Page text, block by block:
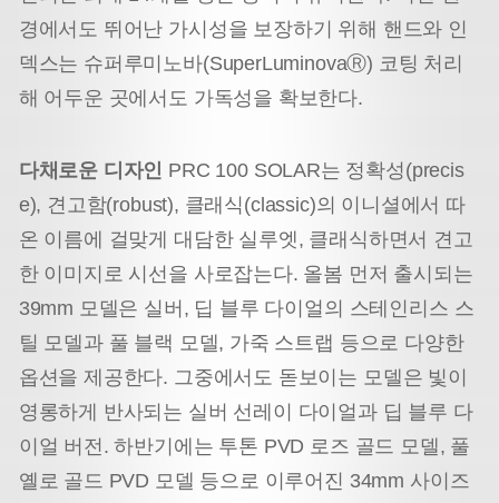
경에서도 뛰어난 가시성을 보장하기 위해 핸드와 인
덱스는 슈퍼루미노바(SuperLuminovaⓇ) 코팅 처리
해 어두운 곳에서도 가독성을 확보한다.
다채로운 디자인 PRC 100 SOLAR는 정확성(precis
e), 견고함(robust), 클래식(classic)의 이니셜에서 따
온 이름에 걸맞게 대담한 실루엣, 클래식하면서 견고
한 이미지로 시선을 사로잡는다. 올봄 먼저 출시되는
39mm 모델은 실버, 딥 블루 다이얼의 스테인리스 스
틸 모델과 풀 블랙 모델, 가죽 스트랩 등으로 다양한
옵션을 제공한다. 그중에서도 돋보이는 모델은 빛이
영롱하게 반사되는 실버 선레이 다이얼과 딥 블루 다
이얼 버전. 하반기에는 투톤 PVD 로즈 골드 모델, 풀
옐로 골드 PVD 모델 등으로 이루어진 34mm 사이즈